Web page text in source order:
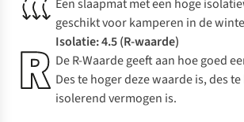
Een slaapmat met een hoge
geschikt voor kamperen in de
Isolatie: 4.5 (R-waarde)
De R-Waarde geeft aan hoe goed
Des te hoger deze waarde is, des
isolerend vermogen is.